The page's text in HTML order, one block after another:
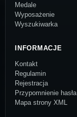
Medale
Wyposażenie
Wyszukiwarka
INFORMACJE
Kontakt
Regulamin
Rejestracja
Przypomnienie hasła
Mapa strony XML